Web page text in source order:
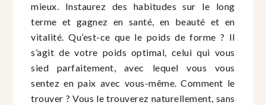
mieux. Instaurez des habitudes sur le long
terme et gagnez en santé, en beauté et en
vitalité. Qu’est-ce que le poids de forme ? Il
s’agit de votre poids optimal, celui qui vous
sied parfaitement, avec lequel vous vous
sentez en paix avec vous-même. Comment le
trouver ? Vous le trouverez naturellement, sans